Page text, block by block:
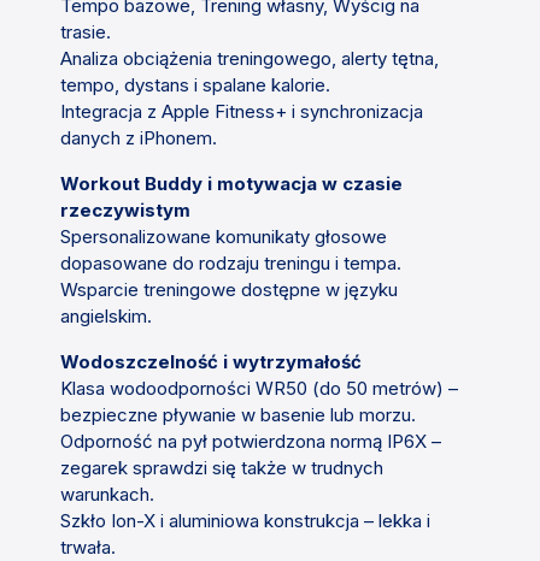
Tempo bazowe, Trening własny, Wyścig na
trasie.
Analiza obciążenia treningowego, alerty tętna,
tempo, dystans i spalane kalorie.
Integracja z Apple Fitness+ i synchronizacja
danych z iPhonem.
Workout Buddy i motywacja w czasie
rzeczywistym
Spersonalizowane komunikaty głosowe
dopasowane do rodzaju treningu i tempa.
Wsparcie treningowe dostępne w języku
angielskim.
Wodoszczelność i wytrzymałość
Klasa wodoodporności WR50 (do 50 metrów) –
bezpieczne pływanie w basenie lub morzu.
Odporność na pył potwierdzona normą IP6X –
zegarek sprawdzi się także w trudnych
warunkach.
Szkło Ion-X i aluminiowa konstrukcja – lekka i
trwała.